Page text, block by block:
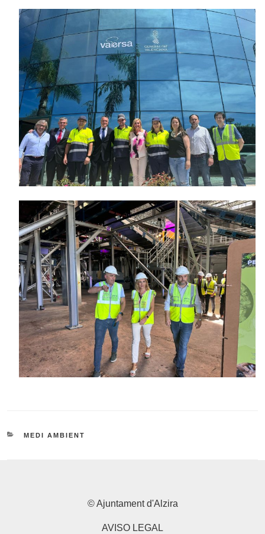
CATEGORIES
MEDI AMBIENT
© Ajuntament d'Alzira
AVISO LEGAL